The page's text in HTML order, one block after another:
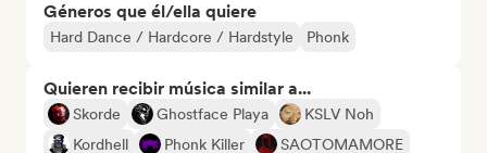
Géneros que él/ella quiere
Hard Dance / Hardcore / Hardstyle Phonk
Quieren recibir música similar a...
Skorde Ghostface Playa
KSLV Noh
Kordhell
Phonk Killer
SAOTOMAMORE